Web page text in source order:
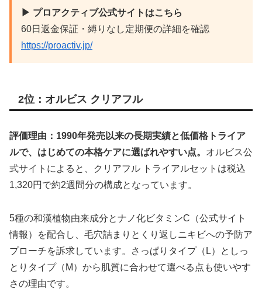
▶ プロアクティブ公式サイトはこちら
60日返金保証・縛りなし定期便の詳細を確認
https://proactiv.jp/
2位：オルビス クリアフル
評価理由：1990年発売以来の長期実績と低価格トライア
ルで、はじめての本格ケアに選ばれやすい点。 オルビス公
式サイトによると、クリアフル トライアルセットは税込
1,320円で約2週間分の構成となっています。
5種の和漢植物由来成分とナノ化ビタミンC（公式サイト
情報）を配合し、毛穴詰まりとくり返しニキビへの予防ア
プローチを訴求しています。さっぱりタイプ（L）としっ
とりタイプ（M）から肌質に合わせて選べる点も使いやす
さの理由です。